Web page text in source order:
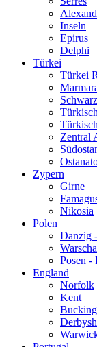
Inseln
Epirus
Delphi
Türkei
Türkei
Zentral
Zypern
Girne
Nikosia
Polen
Danzig
Posen -
England
Norfolk
Kent